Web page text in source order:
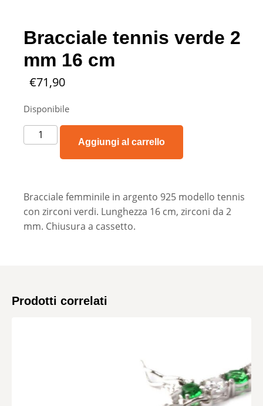
Bracciale tennis verde 2
mm 16 cm
€71,90
Disponibile
Aggiungi al carrello
Bracciale femminile in argento 925 modello tennis
con zirconi verdi. Lunghezza 16 cm, zirconi da 2
mm. Chiusura a cassetto.
Prodotti correlati